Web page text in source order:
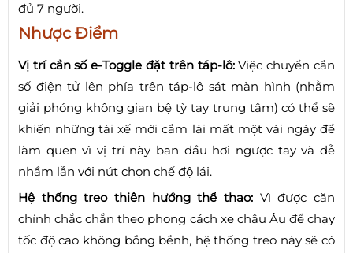
đủ 7 người.
Nhược Điểm
Vị trí cần số e-Toggle đặt trên táp-lô:Việc chuyển cần
số điện tử lên phía trên táp-lô sát màn hình (nhằm
giải phóng không gian bệ tỳ tay trung tâm) có thể sẽ
khiến những tài xế mới cầm lái mất một vài ngày để
làm quen vì vị trí này ban đầu hơi ngược tay và dễ
nhầm lẫn với nút chọn chế độ lái.
Hệ thống treo thiên hướng thể thao: Vì được căn
chỉnh chắc chắn theo phong cách xe châu Âu để chạy
tốc độ cao không bồng bềnh, hệ thống treo này sẽ có